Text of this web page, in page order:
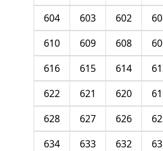
602
603
604
608
609
610
614
615
616
620
621
622
626
627
628
632
633
634